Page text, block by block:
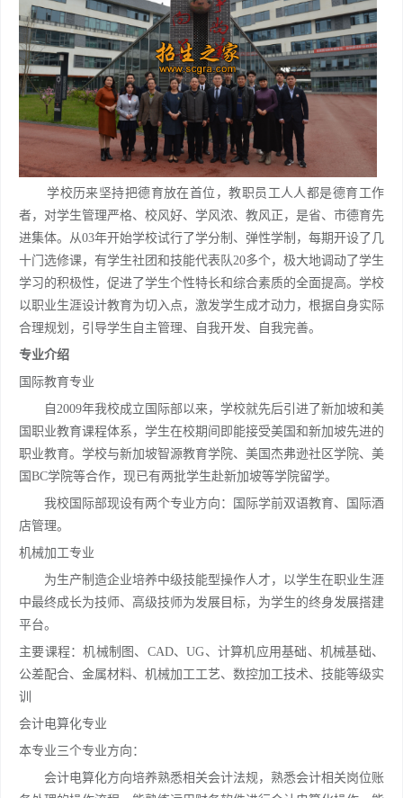
学校历来坚持把德育放在首位，教职员工人人都是德育工作
者，对学生管理严格、校风好、学风浓、教风正，是省、市德育先
进集体。从03年开始学校试行了学分制、弹性学制，每期开设了几
十门选修课，有学生社团和技能代表队20多个，极大地调动了学生
学习的积极性，促进了学生个性特长和综合素质的全面提高。学校
以职业生涯设计教育为切入点，激发学生成才动力，根据自身实际
合理规划，引导学生自主管理、自我开发、自我完善。
专业介绍
国际教育专业
自2009年我校成立国际部以来，学校就先后引进了新加坡和美
国职业教育课程体系，学生在校期间即能接受美国和新加坡先进的
职业教育。学校与新加坡智源教育学院、美国杰弗逊社区学院、美
国BC学院等合作，现已有两批学生赴新加坡等学院留学。
我校国际部现设有两个专业方向：国际学前双语教育、国际酒
店管理。
机械加工专业
为生产制造企业培养中级技能型操作人才，以学生在职业生涯
中最终成长为技师、高级技师为发展目标，为学生的终身发展搭建
平台。
主要课程：机械制图、CAD、UG、计算机应用基础、机械基础、
公差配合、金属材料、机械加工工艺、数控加工技术、技能等级实
训
会计电算化专业
本专业三个专业方向：
会计电算化方向培养熟悉相关会计法规，熟悉会计相关岗位账